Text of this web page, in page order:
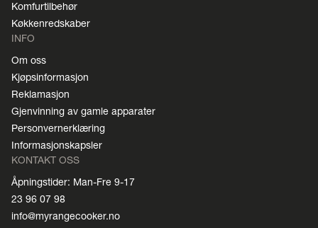
Komfurtilbehør
Køkkenredskaber
INFO
Om oss
Kjøpsinformasjon
Reklamasjon
Gjenvinning av gamle apparater
Personvernerklæring
Informasjonskapsler
KONTAKT OSS
Åpningstider: Man-Fre 9-17
23 96 07 98
info@myrangecooker.no